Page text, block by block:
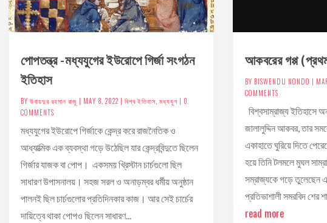
পোপতন্ত্র -মধ্যযুগের ইউরোপে গির্জা সংগঠন
ইতিহাস
BY উবায়দুর রহমান রাজু | MAY 8, 2022 | বিশ্ব ইতিহাস, মধ্যযুগ| 0
COMMENTS
মধ্যযুগের ইউরোপে গির্জাকে কেন্দ্র করে রাজনৈতিক ও
আধ্যাত্মিক এক ব্যবস্থা গড়ে উঠেছিল যার কেন্দ্রবিন্দুতে ছিলেন
গির্জার যাজক বা পোপ। একসময় খ্রিস্টান চার্চগুলো ছিল
সাধারণ উপাসনালয়। সহজ সরল ও অনাড়ম্বর ধর্মীয় অনুষ্ঠান
পালনই ছিল চার্চগুলোর প্রতিদিনকার কাজ। আর সেই চার্চের
দায়িত্বে থাকা পোপও ছিলেন সাধারণ...
আকবরের গপ্প
BY BISWENDU NONDO |
COMMENTS
বিশ্বসাম্রাজ্য ইতিহাসে
জালালুদ্দিন আকবর, তার
একাহাতে ঘুরিয়ে দিতে
হয়ে তিনি টলমলে মুঘল
সম্রাজ্যকে গড়ে তুলেছেন
প্রতিভাশালী সমরবিদ শের
read more